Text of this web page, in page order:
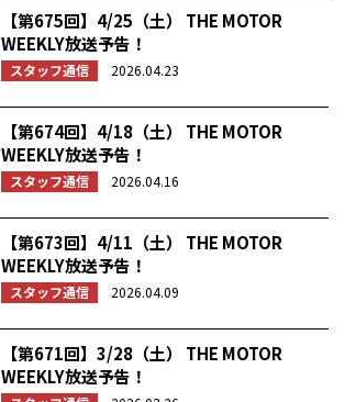
【第675回】4/25（土） THE MOTOR
WEEKLY放送予告！
スタッフ通信 2026.04.23
【第674回】4/18（土） THE MOTOR
WEEKLY放送予告！
スタッフ通信 2026.04.16
【第673回】4/11（土） THE MOTOR
WEEKLY放送予告！
スタッフ通信 2026.04.09
【第671回】3/28（土） THE MOTOR
WEEKLY放送予告！